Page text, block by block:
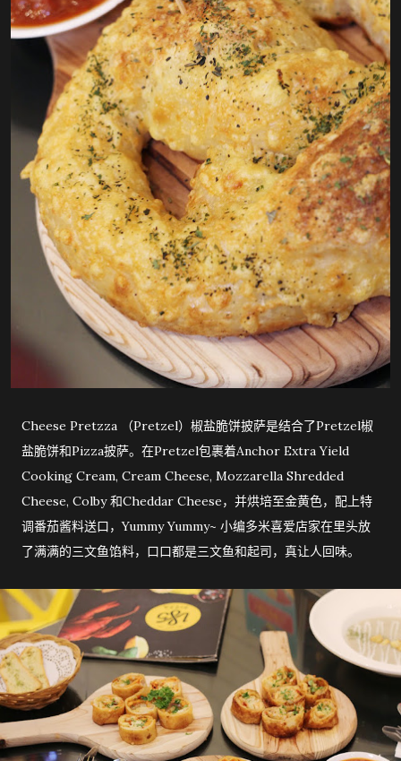
Cheese Pretzza （Pretzel）椒盐脆饼披萨是结合了Pretzel椒
盐脆饼和Pizza披萨。在Pretzel包裹着Anchor Extra Yield
Cooking Cream, Cream Cheese, Mozzarella Shredded
Cheese, Colby 和Cheddar Cheese，并烘培至金黄色，配上特
调番茄酱料送口，Yummy Yummy~ 小编多米喜爱店家在里头放
了满满的三文鱼馅料，口口都是三文鱼和起司，真让人回味。